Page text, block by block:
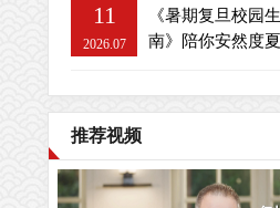
11
2026.07
《暑期复旦校园
南》陪你安然度
推荐视频